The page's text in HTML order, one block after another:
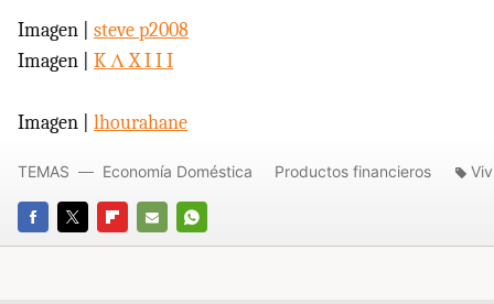
Imagen | steve p2008
Imagen | K Λ X I I I
Imagen | lhourahane
FACEBOOK
TWITTERFLIPBOARD
E-
WHATSAPP
TEMAS Economía Doméstica Productos financieros